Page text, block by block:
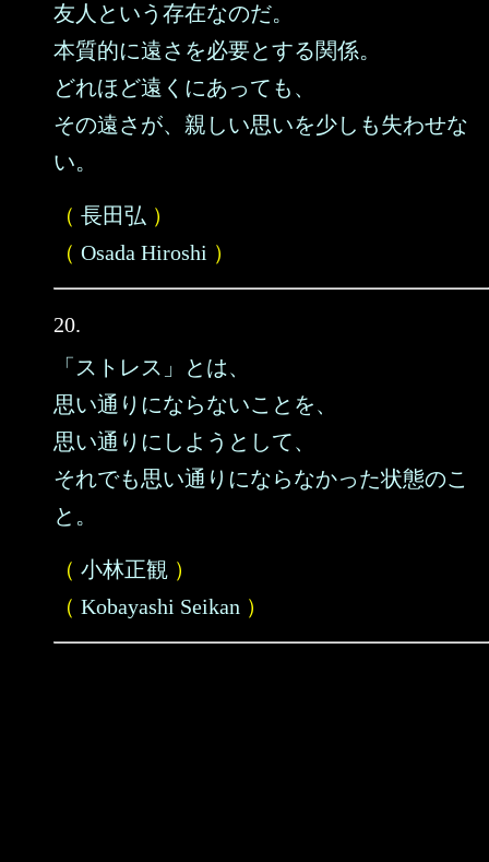
友人という存在なのだ。
本質的に遠さを必要とする関係。
どれほど遠くにあっても、
その遠さが、親しい思いを少しも失わせな
い。
（ 長田弘 ）
（ Osada Hiroshi ）
20.
「ストレス」とは、
思い通りにならないことを、
思い通りにしようとして、
それでも思い通りにならなかった状態のこ
と。
（ 小林正観 ）
（ Kobayashi Seikan ）